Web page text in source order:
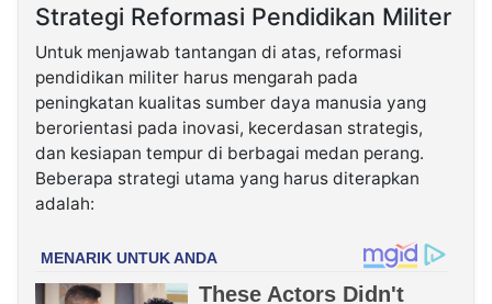
Strategi Reformasi Pendidikan Militer
Untuk menjawab tantangan di atas, reformasi
pendidikan militer harus mengarah pada
peningkatan kualitas sumber daya manusia yang
berorientasi pada inovasi, kecerdasan strategis,
dan kesiapan tempur di berbagai medan perang.
Beberapa strategi utama yang harus diterapkan
adalah: